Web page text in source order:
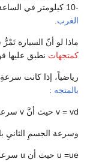
-10 كيلومتر في الساعة نحو الشرق، أي 10 كيلومتر في الساعة نحو
الغرب.
ماذا لو أنّ السيارة
كمتجهات نطبق عليها
رياضياً، إذا كانت
بالمتجه :
v = vd حيث أنَّ v سرعةَ الجسمِ الأولِ.
وسرعة الجسمِ الثانيِ
u =ue حيث أن u سرعةُ الجسمِ الثانيِ.